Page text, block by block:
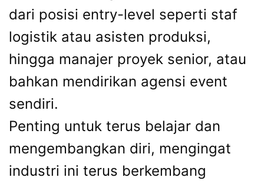
dari posisi entry-level seperti staf
logistik atau asisten produksi,
hingga manajer proyek senior, atau
bahkan mendirikan agensi event
sendiri.
Penting untuk terus belajar dan
mengembangkan diri, mengingat
industri ini terus berkembang